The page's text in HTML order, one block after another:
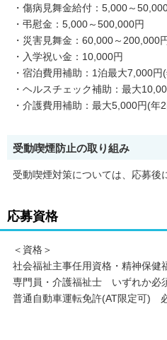
・傷病見舞金給付：5,000～
・弔慰金：5,000～500,000円
・災害見舞金：60,000～200,000
・入学祝い金：10,000円
・宿泊費用補助：1泊最大7,000円
・ヘルスチェック補助：最大
・介護費用補助：最大5,000円(年
受動喫煙防止の取り組み
受動喫煙対策については、応募後
応募資格
＜資格＞
社会福祉主事任用資格・精神保健
専門員・介護福祉士 いずれか必
普通自動車運転免許(AT限定可)